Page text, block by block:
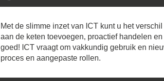
Met de slimme inzet van ICT kunt u het
aan de keten toevoegen, proactief handelen
goed! ICT vraagt om vakkundig gebruik en
proces en aangepaste rollen.